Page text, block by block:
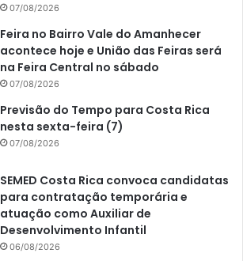
07/08/2026
Feira no Bairro Vale do Amanhecer
acontece hoje e União das Feiras será
na Feira Central no sábado
07/08/2026
Previsão do Tempo para Costa Rica
nesta sexta-feira (7)
07/08/2026
SEMED Costa Rica convoca candidatas
para contratação temporária e
atuação como Auxiliar de
Desenvolvimento Infantil
06/08/2026